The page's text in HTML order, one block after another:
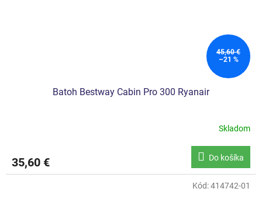
45,60 €
–21 %
Batoh Bestway Cabin Pro 300 Ryanair
Skladom
35,60 € Do košíka
Kód:414742-01